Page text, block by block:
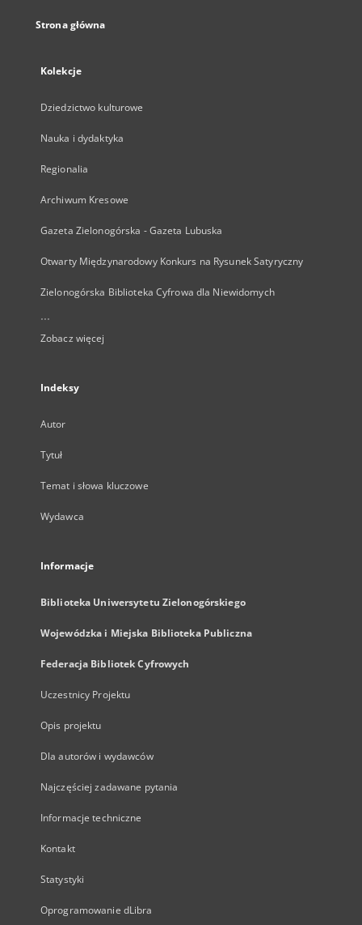
Strona główna
Kolekcje
Dziedzictwo kulturowe
Nauka i dydaktyka
Regionalia
Archiwum Kresowe
Gazeta Zielonogórska - Gazeta Lubuska
Otwarty Międzynarodowy Konkurs na Rysunek Satyryczny
Zielonogórska Biblioteka Cyfrowa dla Niewidomych
...
Zobacz więcej
Indeksy
Autor
Tytuł
Temat i słowa kluczowe
Wydawca
Informacje
Biblioteka Uniwersytetu Zielonogórskiego
Wojewódzka i Miejska Biblioteka Publiczna
Federacja Bibliotek Cyfrowych
Uczestnicy Projektu
Opis projektu
Dla autorów i wydawców
Najczęściej zadawane pytania
Informacje techniczne
Kontakt
Statystyki
Oprogramowanie dLibra